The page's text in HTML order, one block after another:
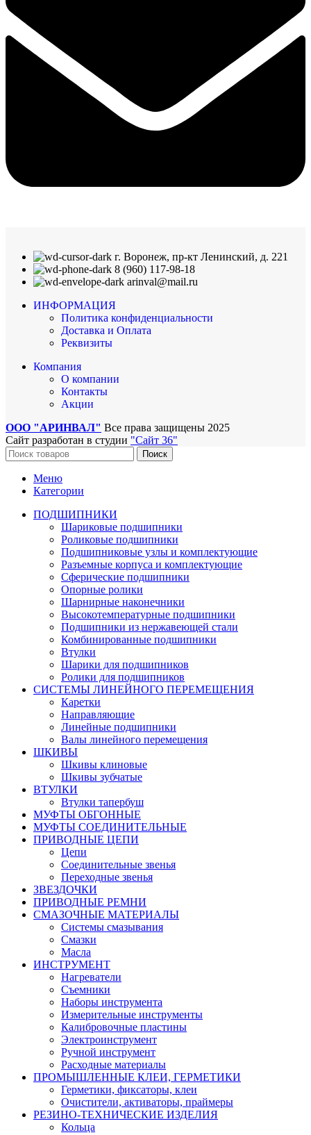
г. Воронеж, пр-кт Ленинский, д. 221
8 (960) 117-98-18
arinval@mail.ru
ИНФОРМАЦИЯ
Политика конфиденциальности
Доставка и Оплата
Реквизиты
Компания
О компании
Контакты
Акции
ООО "АРИНВАЛ" Все права защищены 2025
Сайт разработан в студии "Сайт 36"
Поиск
Меню
Категории
ПОДШИПНИКИ
Шариковые подшипники
Роликовые подшипники
Подшипниковые узлы и комплектующие
Разъемные корпуса и комплектующие
Сферические подшипники
Опорные ролики
Шарнирные наконечники
Высокотемпературные подшипники
Подшипники из нержавеющей стали
Комбинированные подшипники
Втулки
Шарики для подшипников
Ролики для подшипников
СИСТЕМЫ ЛИНЕЙНОГО ПЕРЕМЕЩЕНИЯ
Каретки
Направляющие
Линейные подшипники
Валы линейного перемещения
ШКИВЫ
Шкивы клиновые
Шкивы зубчатые
ВТУЛКИ
Втулки тапербуш
МУФТЫ ОБГОННЫЕ
МУФТЫ СОЕДИНИТЕЛЬНЫЕ
ПРИВОДНЫЕ ЦЕПИ
Цепи
Соединительные звенья
Переходные звенья
ЗВЕЗДОЧКИ
ПРИВОДНЫЕ РЕМНИ
СМАЗОЧНЫЕ МАТЕРИАЛЫ
Системы смазывания
Смазки
Масла
ИНСТРУМЕНТ
Нагреватели
Съемники
Наборы инструмента
Измерительные инструменты
Калибровочные пластины
Электроинструмент
Ручной инструмент
Расходные материалы
ПРОМЫШЛЕННЫЕ КЛЕИ, ГЕРМЕТИКИ
Герметики, фиксаторы, клеи
Очистители, активаторы, праймеры
РЕЗИНО-ТЕХНИЧЕСКИЕ ИЗДЕЛИЯ
Кольца